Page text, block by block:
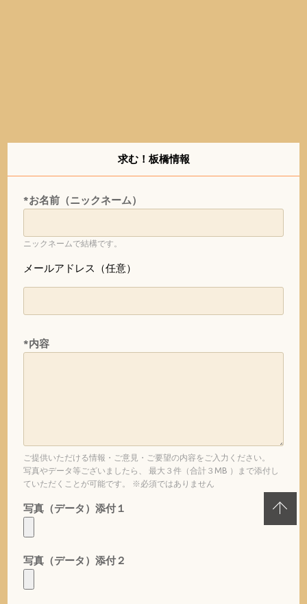
求む！板橋情報
*お名前（ニックネーム）
ニックネームで結構です。
メールアドレス（任意）
*内容
ご提供いただける情報・ご意見・ご要望の内容をご入力ください。
写真やデータ等ございましたら、 最大３件（合計３MB ）まで添付し
ていただくことが可能です。 ※必須ではありません
写真（データ）添付１
写真（データ）添付２